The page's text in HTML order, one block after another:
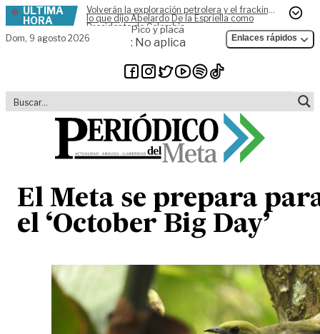
Skip to content
ÚLTIMA
HORA
Volverán la exploración petrolera y el fracking,
lo que dijo Abelardo De la Espriella como
Presidente de Colombia
Dom, 9 agosto 2026
Pico y placa
: No aplica Enlaces rápidos
El Meta se prepara
el ‘October Big Day’